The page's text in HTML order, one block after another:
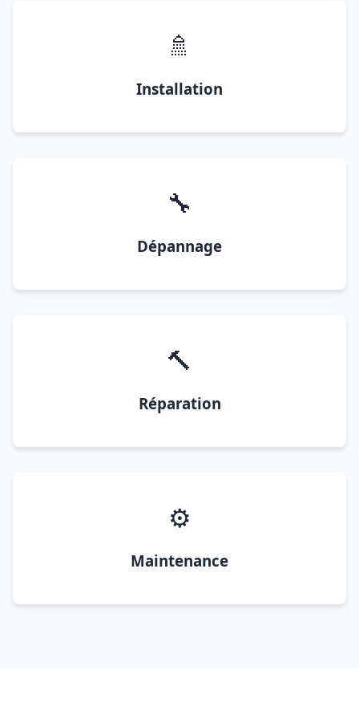
🚿
Installation
🔧
Dépannage
🔨
Réparation
⚙️
Maintenance